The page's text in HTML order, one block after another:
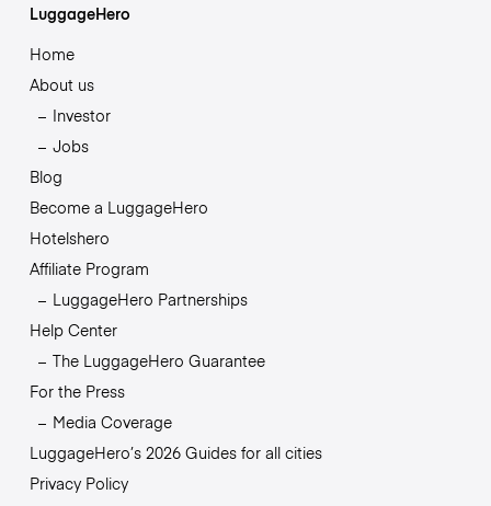
LuggageHero
Home
About us
Investor
Jobs
Blog
Become a LuggageHero
Hotelshero
Affiliate Program
LuggageHero Partnerships
Help Center
The LuggageHero Guarantee
For the Press
Media Coverage
LuggageHero’s 2026 Guides for all cities
Privacy Policy